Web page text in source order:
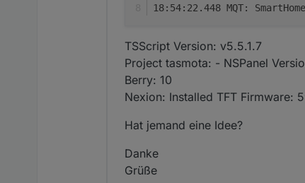
18:54:22.448 MQT:
TSScript Version: v5.5.1.7
Project tasmota: - NSPanel
Berry: 10
Nexion: Installed TFT Firmware:
Hat jemand eine Idee?
Danke
Grüße